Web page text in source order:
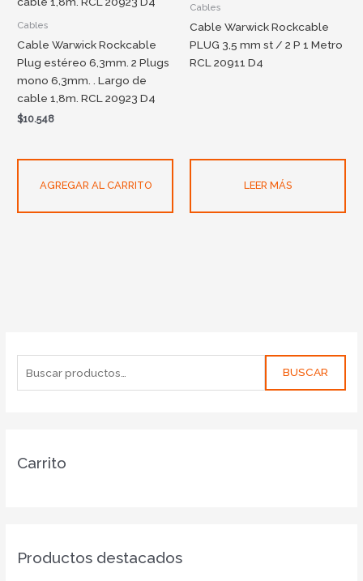
BUSCAR
Carrito
Productos destacados
Cables
Cable Warwick Rockcable
Plug estéreo 6,3mm. 2 Plugs
mono 6,3mm. . Largo de
cable 1,8m. RCL 20923 D4
$10.548
AGREGAR AL CARRITO
Cables
Cable Warwick Rockcable
PLUG 3,5 mm st / 2 P 1 Metro
RCL 20911 D4
LEER MÁS